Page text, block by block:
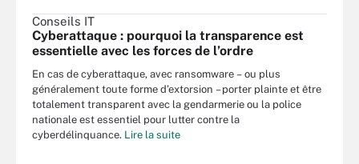
Conseils IT
Cyberattaque : pourquoi la transparence est
essentielle avec les forces de l’ordre
En cas de cyberattaque, avec ransomware – ou plus
généralement toute forme d’extorsion – porter plainte et être
totalement transparent avec la gendarmerie ou la police
nationale est essentiel pour lutter contre la
cyberdélinquance. Lire la suite